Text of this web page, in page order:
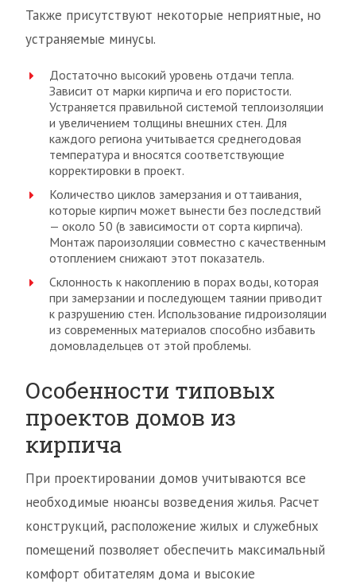
Также присутствуют некоторые неприятные, но
устраняемые минусы.
Достаточно высокий уровень отдачи тепла.
Зависит от марки кирпича и его пористости.
Устраняется правильной системой теплоизоляции
и увеличением толщины внешних стен. Для
каждого региона учитывается среднегодовая
температура и вносятся соответствующие
корректировки в проект.
Количество циклов замерзания и оттаивания,
которые кирпич может вынести без последствий
— около 50 (в зависимости от сорта кирпича).
Монтаж пароизоляции совместно с качественным
отоплением снижают этот показатель.
Склонность к накоплению в порах воды, которая
при замерзании и последующем таянии приводит
к разрушению стен. Использование гидроизоляции
из современных материалов способно избавить
домовладельцев от этой проблемы.
Особенности типовых
проектов домов из
кирпича
При проектировании домов учитываются все
необходимые нюансы возведения жилья. Расчет
конструкций, расположение жилых и служебных
помещений позволяет обеспечить максимальный
комфорт обитателям дома и высокие